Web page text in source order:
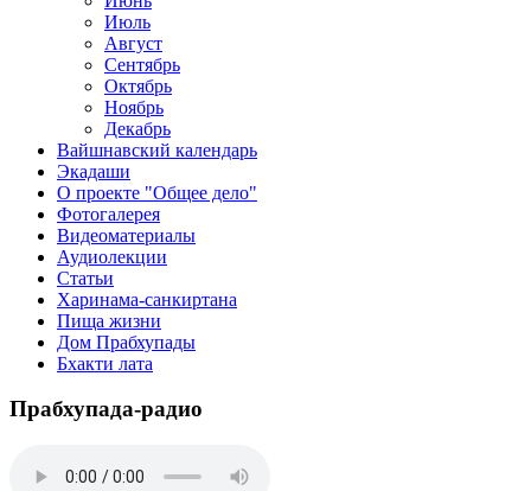
Июль
Август
Сентябрь
Октябрь
Ноябрь
Декабрь
Вайшнавский календарь
Экадаши
О проекте "Общее дело"
Фотогалерея
Видеоматериалы
Аудиолекции
Статьи
Харинама-санкиртана
Пища жизни
Дом Прабхупады
Бхакти лата
Прабхупада-радио